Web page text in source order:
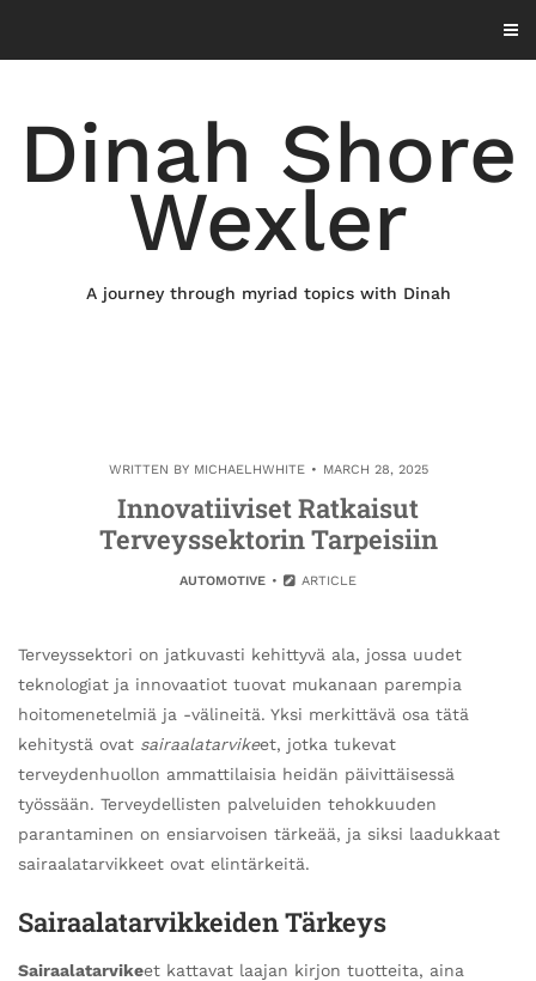
content
Dinah Shore
Wexler
A journey through myriad topics with Dinah
WRITTEN BY MICHAELHWHITE MARCH 28, 2025
Innovatiiviset Ratkaisut
Terveyssektorin Tarpeisiin
AUTOMOTIVE ARTICLE
Terveyssektori on jatkuvasti kehittyvä ala, jossa uudet
teknologiat ja innovaatiot tuovat mukanaan parempia
hoitomenetelmiä ja -välineitä. Yksi merkittävä osa tätä
kehitystä ovat sairaalatarvikeet, jotka tukevat
terveydenhuollon ammattilaisia heidän päivittäisessä
työssään. Terveydellisten palveluiden tehokkuuden
parantaminen on ensiarvoisen tärkeää, ja siksi laadukkaat
sairaalatarvikkeet ovat elintärkeitä.
Sairaalatarvikkeiden Tärkeys
Sairaalatarvikeet kattavat laajan kirjon tuotteita, aina